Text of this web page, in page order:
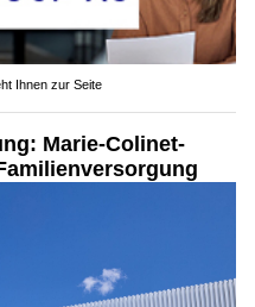
Ihnen zur Seite
Marie-Colinet-